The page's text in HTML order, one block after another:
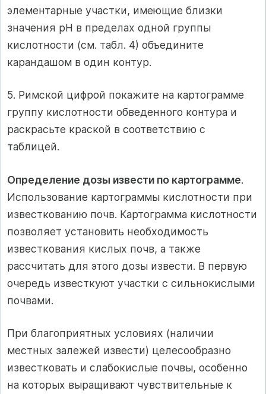
элементарные участки, имеющие близки
значения pH в пределах одной группы
кислотности (см. табл. 4) объедините
карандашом в один контур.
5. Римской цифрой покажите на картограмме
группу кислотности обведенного контура и
раскрасьте краской в соответствию с
таблицей.
Определение дозы извести по картограмме.
Использование картограммы кислотности при
известкованию почв. Картограмма кислотности
позволяет установить необходимость
известкования кислых почв, а также
рассчитать для этого дозы извести. В первую
очередь известкуют участки с сильнокислыми
почвами.
При благоприятных условиях (наличии
местных залежей извести) целесообразно
известковать и слабокислые почвы, особенно
на которых выращивают чувствительные к